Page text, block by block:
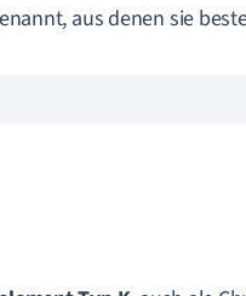
aus denen sie